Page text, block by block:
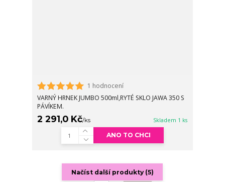
1 hodnocení
VARNÝ HRNEK JUMBO 500ml,RYTÉ SKLO JAWA 350 S
PÁVÍKEM.
2 291,0 Kč/ks Skladem 1 ks
ANO TO CHCI
Načíst další produkty (5)